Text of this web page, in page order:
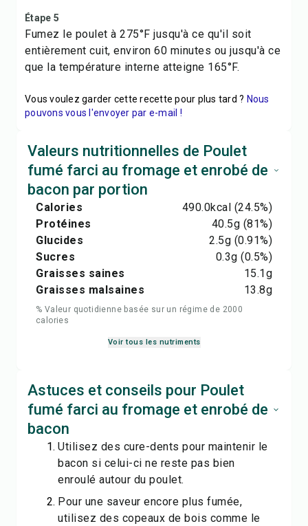
Étape 5
Fumez le poulet à 275°F jusqu'à ce qu'il soit
entièrement cuit, environ 60 minutes ou jusqu'à ce
que la température interne atteigne 165°F.
Vous voulez garder cette recette pour plus tard ? Nous
pouvons vous l'envoyer par e-mail !
Valeurs nutritionnelles de Poulet
fumé farci au fromage et enrobé de
bacon par portion
Calories 490.0kcal (24.5%)
Protéines
40.5g (81%)
Glucides
2.5g (0.91%)
Sucres
0.3g (0.5%)
Graisses saines
15.1g
Graisses malsaines
13.8g
% Valeur quotidienne basée sur un régime de 2000
calories
Voir tous les nutriments
Astuces et conseils pour Poulet
fumé farci au fromage et enrobé de
bacon
Utilisez des cure-dents pour maintenir le
bacon si celui-ci ne reste pas bien
enroulé autour du poulet.
Pour une saveur encore plus fumée,
utilisez des copeaux de bois comme le